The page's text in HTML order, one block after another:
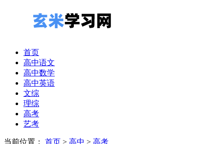
首页
高中语文
高中数学
高中英语
文综
理综
高考
艺考
当前位置： 首页 > 高中 > 高考